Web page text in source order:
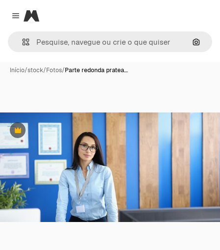
Close menu
Magnific
Início/stock/Fotos/Parte redonda pratea…
Premium